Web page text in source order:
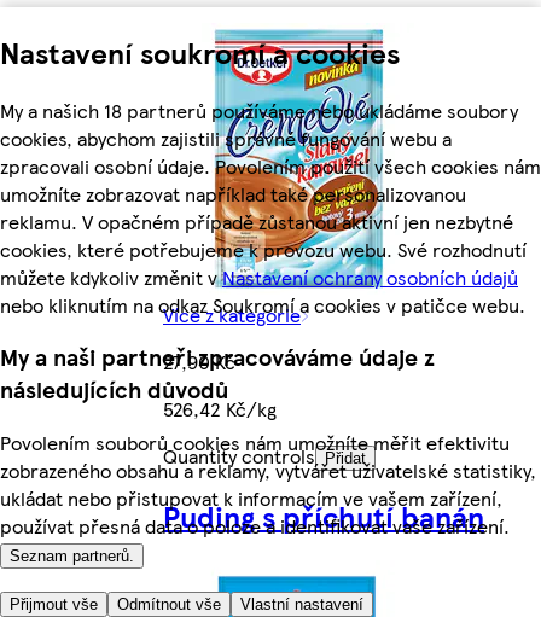
Nastavení soukromí a cookies
My a našich 18 partnerů používáme nebo ukládáme soubory
cookies, abychom zajistili správné fungování webu a
zpracovali osobní údaje. Povolením použití všech cookies nám
umožníte zobrazovat například také personalizovanou
reklamu. V opačném případě zůstanou aktivní jen nezbytné
cookies, které potřebujeme k provozu webu. Své rozhodnutí
můžete kdykoliv změnit vNastavení ochrany osobních údajů
nebo kliknutím na odkaz Soukromí a cookies v patičce webu.
My a naši partneři zpracováváme údaje z
následujících důvodů
Povolením souborů cookies nám umožníte měřit efektivitu
zobrazeného obsahu a reklamy, vytvářet uživatelské statistiky,
ukládat nebo přistupovat k informacím ve vašem zařízení,
používat přesná data o poloze a identifikovat vaše zařízení.
Seznam partnerů.
Přijmout vše Odmítnout vše Vlastní nastavení
Více z kategorie
27,90 Kč
526,42 Kč/kg
Quantity controls
Přidat
Puding s příchutí banán